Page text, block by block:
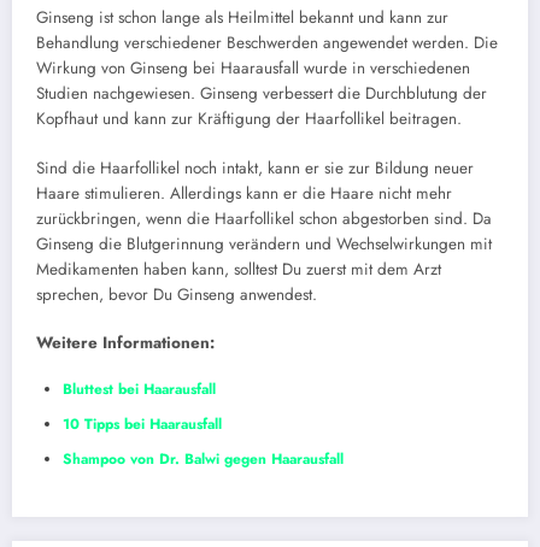
Ginseng ist schon lange als Heilmittel bekannt und kann zur
Behandlung verschiedener Beschwerden angewendet werden. Die
Wirkung von Ginseng bei Haarausfall wurde in verschiedenen
Studien nachgewiesen. Ginseng verbessert die Durchblutung der
Kopfhaut und kann zur Kräftigung der Haarfollikel beitragen.
Sind die Haarfollikel noch intakt, kann er sie zur Bildung neuer
Haare stimulieren. Allerdings kann er die Haare nicht mehr
zurückbringen, wenn die Haarfollikel schon abgestorben sind. Da
Ginseng die Blutgerinnung verändern und Wechselwirkungen mit
Medikamenten haben kann, solltest Du zuerst mit dem Arzt
sprechen, bevor Du Ginseng anwendest.
Weitere Informationen:
Bluttest bei Haarausfall
10 Tipps bei Haarausfall
Shampoo von Dr. Balwi gegen Haarausfall